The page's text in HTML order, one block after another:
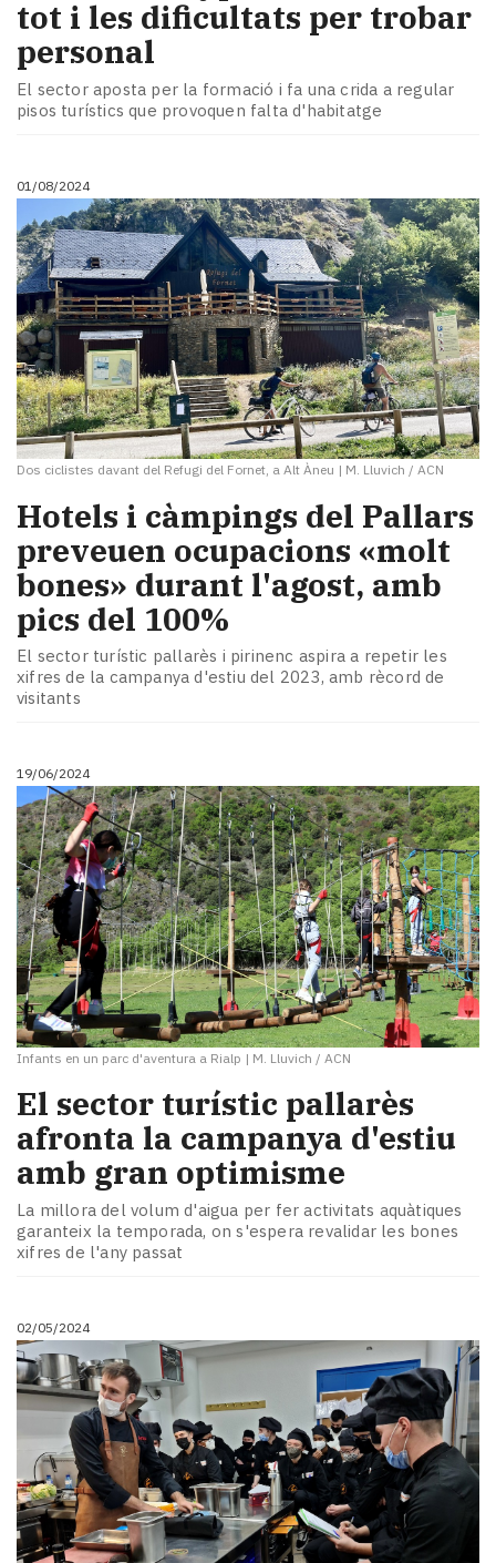
tot i les dificultats per trobar
personal
El sector aposta per la formació i fa una crida a regular
pisos turístics que provoquen falta d'habitatge
01/08/2024
Dos ciclistes davant del Refugi del Fornet, a Alt Àneu | M. Lluvich / ACN
Hotels i càmpings del Pallars
preveuen ocupacions «molt
bones» durant l'agost, amb
pics del 100%
El sector turístic pallarès i pirinenc aspira a repetir les
xifres de la campanya d'estiu del 2023, amb rècord de
visitants
19/06/2024
Infants en un parc d'aventura a Rialp | M. Lluvich / ACN
​El sector turístic pallarès
afronta la campanya d'estiu
amb gran optimisme
La millora del volum d'aigua per fer activitats aquàtiques
garanteix la temporada, on s'espera revalidar les bones
xifres de l'any passat
02/05/2024